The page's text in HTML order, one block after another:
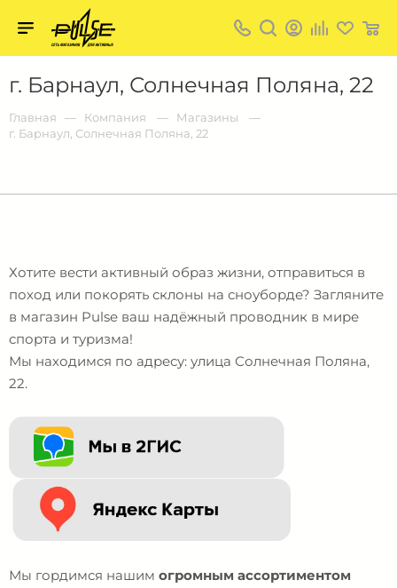
г. Барнаул, Солнечная Поляна, 22
пульс:
сеть
для
активных
Главная Компания
Магазины
г. Барнаул, Солнечная Поляна, 22
Хотите вести активный образ жизни, отправиться в
поход или покорять склоны на сноуборде? Загляните
в магазин Pulse ваш надёжный проводник в мире
спорта и туризма!
Мы находимся по адресу: улица Солнечная Поляна,
22.
Мы гордимся нашим огромным ассортиментом